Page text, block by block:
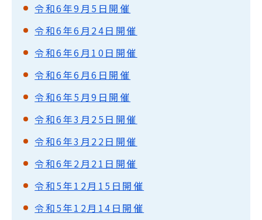
令和6年9月5日開催
令和6年6月24日開催
令和6年6月10日開催
令和6年6月6日開催
令和6年5月9日開催
令和6年3月25日開催
令和6年3月22日開催
令和6年2月21日開催
令和5年12月15日開催
令和5年12月14日開催